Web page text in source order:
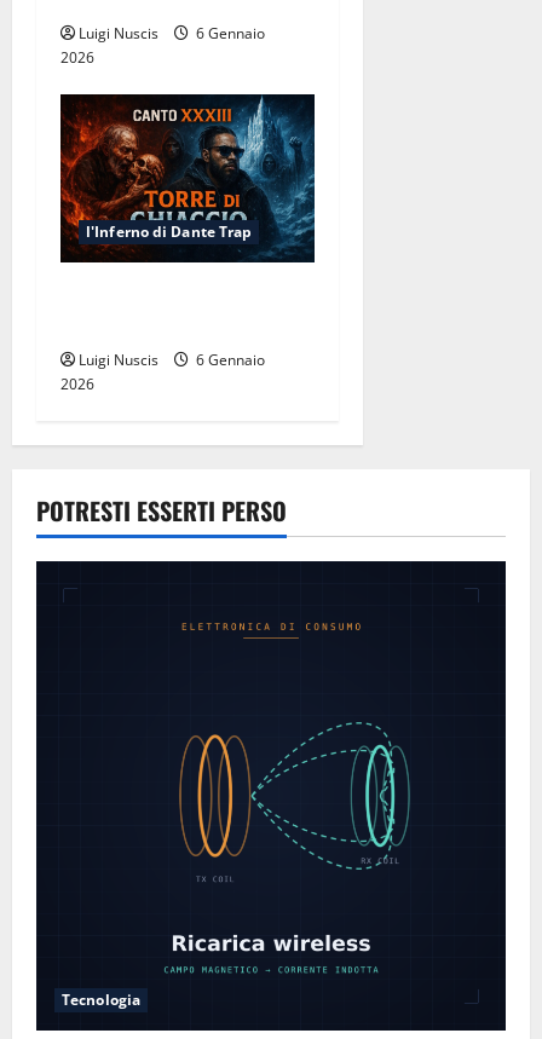
o
l
o
Luigi Nuscis
6 Gennaio
2026
l'Inferno di Dante Trap
Luigi Nuscis
6 Gennaio
2026
POTRESTI ESSERTI PERSO
Tecnologia